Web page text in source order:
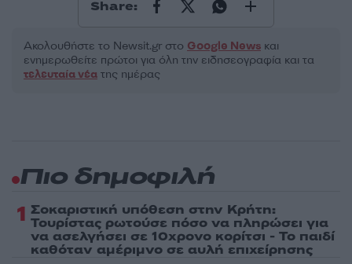
Share:
Ακολουθήστε το Νewsit.gr στο Google News και
ενημερωθείτε πρώτοι για όλη την ειδησεογραφία και τα
τελευταία νέα της ημέρας
Πιο δημοφιλή
1 Σοκαριστική υπόθεση στην Κρήτη:
Τουρίστας ρωτούσε πόσο να πληρώσει για
να ασελγήσει σε 10χρονο κορίτσι - Το παιδί
καθόταν αμέριμνο σε αυλή επιχείρησης